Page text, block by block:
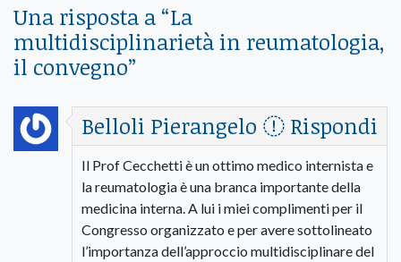
Una risposta a “La
multidisciplinarietà in reumatologia,
il convegno”
Belloli Pierangelo
Rispondi
Il Prof Cecchetti è un ottimo medico internista e
la reumatologia è una branca importante della
medicina interna. A lui i miei complimenti per il
Congresso organizzato e per avere sottolineato
l’importanza dell’approccio multidisciplinare del